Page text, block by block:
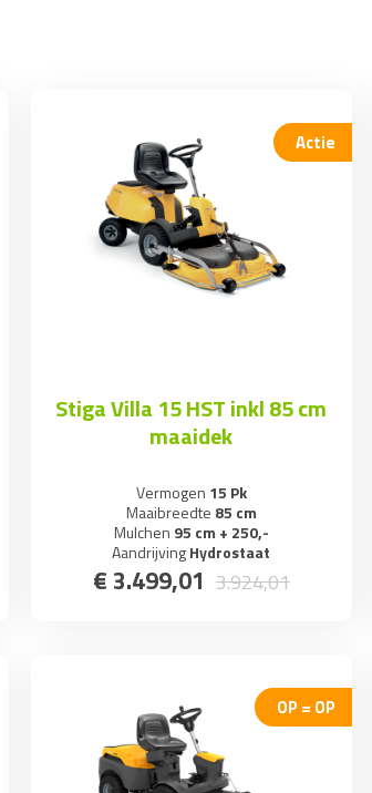
Actie
Stiga Villa 15 HST inkl 85 cm
maaidek
Vermogen 15 Pk
Maaibreedte 85 cm
Mulchen 95 cm + 250,-
AandrijvingHydrostaat
€ 3.499,01 3.924,01
OP = OP